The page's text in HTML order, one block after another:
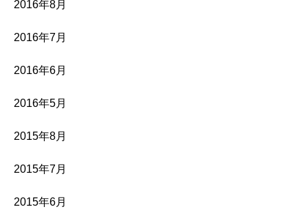
2016年8月
2016年7月
2016年6月
2016年5月
2015年8月
2015年7月
2015年6月